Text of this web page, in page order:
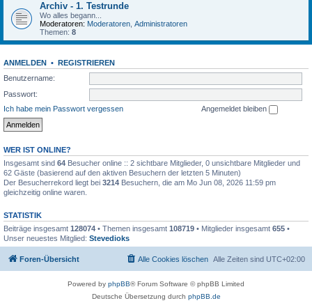
Archiv - 1. Testrunde
Wo alles begann...
Moderatoren: Moderatoren Administratoren
Themen: 8
ANMELDEN • REGISTRIEREN
Benutzername:
Passwort:
Ich habe mein Passwort vergessen
Angemeldet bleiben
WER IST ONLINE?
Insgesamt sind 64 Besucher online :: 2 sichtbare Mitglieder, 0 unsichtbare Mitglieder und
62 Gäste (basierend auf den aktiven Besuchern der letzten 5 Minuten)
Der Besucherrekord liegt bei 3214 Besuchern, die am Mo Jun 08, 2026 11:59 pm
gleichzeitig online waren.
STATISTIK
Beiträge insgesamt 128074 • Themen insgesamt 108719 • Mitglieder insgesamt 655 •
Unser neuestes Mitglied: Stevedioks
Foren-Übersicht Alle Zeiten sind UTC+02:00
Alle Cookies löschen
Powered by phpBB® Forum Software © phpBB Limited
Deutsche Übersetzung durch phpBB.de